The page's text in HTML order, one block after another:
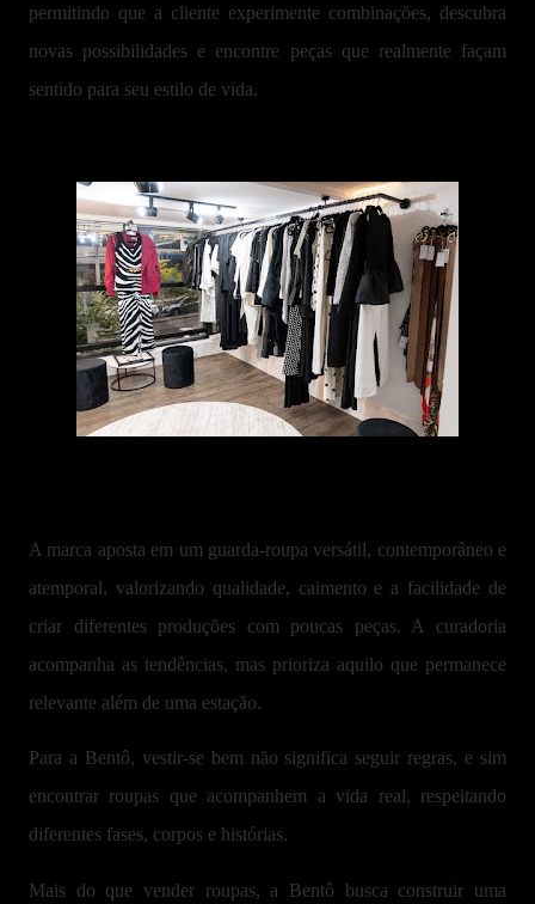
permitindo que a cliente experimente combinações, descubra
novas possibilidades e encontre peças que realmente façam
sentido para seu estilo de vida.
A marca aposta em um guarda-roupa versátil, contemporâneo e
atemporal, valorizando qualidade, caimento e a facilidade de
criar diferentes produções com poucas peças. A curadoria
acompanha as tendências, mas prioriza aquilo que permanece
relevante além de uma estação.
Para a Bentô, vestir-se bem não significa seguir regras, e sim
encontrar roupas que acompanhem a vida real, respeitando
diferentes fases, corpos e histórias.
Mais do que vender roupas, a Bentô busca construir uma